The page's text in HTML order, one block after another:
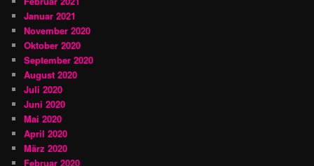
Januar 2021
November 2020
Oktober 2020
September 2020
August 2020
Juli 2020
Juni 2020
Mai 2020
April 2020
März 2020
Februar 2020